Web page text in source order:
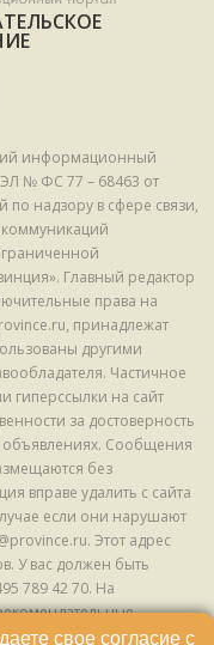
информационный
ЭЛ № ФС 77 – 68463 от
надзору в сфере связи,
Главный редактор
права на
принадлежат
другими
Частичное
гиперссылки на сайт
за достоверность
Сообщения
без
вправе удалить с сайта
если они нарушают
Этот адрес
У вас должен быть
789 42 70. На
предоставления
свое согласие с